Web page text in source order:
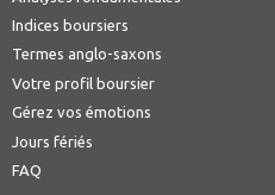
Indices boursiers
Termes anglo-saxons
Votre profil boursier
Gérez vos émotions
Jours fériés
FAQ